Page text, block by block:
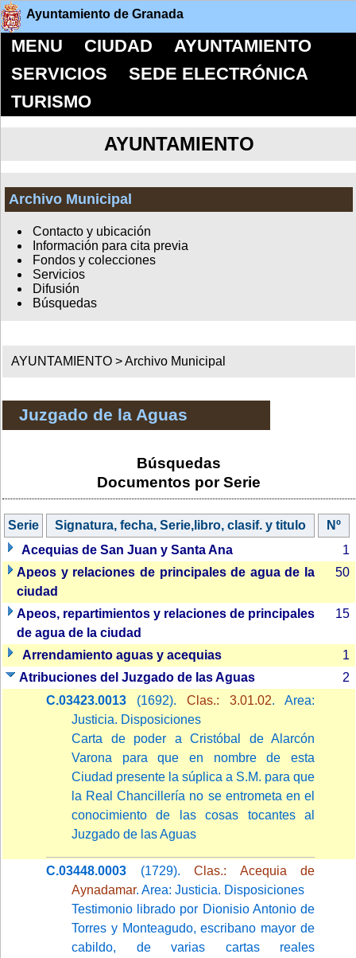
Ayuntamiento de Granada
MENU CIUDAD
AYUNTAMIENTO
SERVICIOS
SEDE ELECTRÓNICA
TURISMO
AYUNTAMIENTO
Archivo Municipal
Contacto y ubicación
Información para cita previa
Fondos y colecciones
Servicios
Difusión
Búsquedas
AYUNTAMIENTO >Archivo Municipal
Juzgado de la Aguas
Búsquedas
Documentos por Serie
Serie Signatura, fecha, Serie,libro, clasif. y titulo
Nº
Acequias de San Juan y Santa Ana
1
Apeos y relaciones de principales de agua de la
ciudad
50
Apeos, repartimientos y relaciones de principales
de agua de la ciudad
15
Arrendamiento aguas y acequias
1
Atribuciones del Juzgado de las Aguas
2
C.03423.0013 (1692). Clas.: 3.01.02. Area:
Justicia. Disposiciones
Carta de poder a Cristóbal de Alarcón
Varona para que en nombre de esta
Ciudad presente la súplica a S.M. para que
la Real Chancillería no se entrometa en el
conocimiento de las cosas tocantes al
Juzgado de las Aguas
C.03448.0003 (1729). Clas.: Acequia de
Aynadamar. Area: Justicia. Disposiciones
Testimonio librado por Dionisio Antonio de
Torres y Monteagudo, escribano mayor de
cabildo, de varias cartas reales